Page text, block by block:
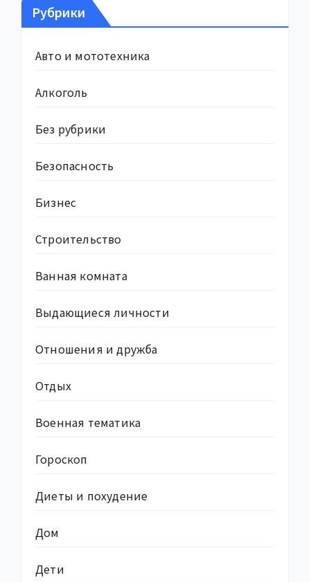
Рубрики
Авто и мототехника
Алкоголь
Без рубрики
Безопасность
Бизнес
Строительство
Ванная комната
Выдающиеся личности
Отношения и дружба
Отдых
Военная тематика
Гороскоп
Диеты и похудение
Дом
Дети